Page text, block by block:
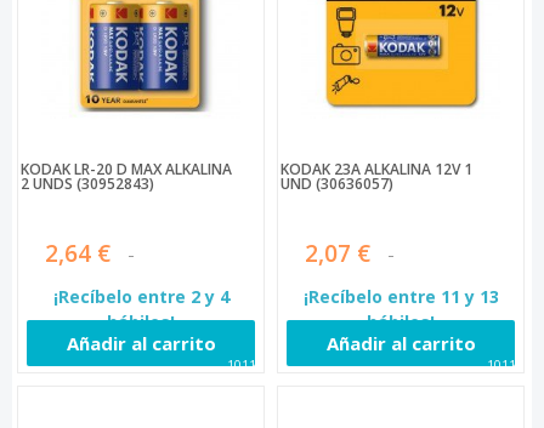
KODAK LR-20 D MAX ALKALINA
2 UNDS (30952843)
2,64 €
¡Recíbelo entre 2 y 4
hábiles!
Añadir al carrito
10110
KODAK 23A ALKALINA 12V 1
UND (30636057)
2,07 €
¡Recíbelo entre 11 y 13
hábiles!
Añadir al carrito
10113